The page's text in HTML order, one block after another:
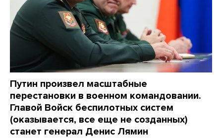
Путин произвел масштабные
перестановки в военном командовании.
Главой Войск беспилотных систем
(оказывается, все еще не созданных)
станет генерал Денис Лямин